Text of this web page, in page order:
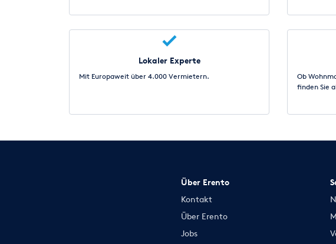
Lokaler Experte
Mit Europaweit über 4.000 Vermietern.
Ob
finden Sie
Über Erento
Kontakt
Über Erento
Jobs